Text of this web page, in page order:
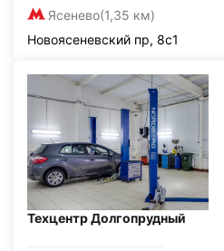
Ясенево(1,35 км)
Новоясеневский пр, 8с1
Техцентр Долгопрудный